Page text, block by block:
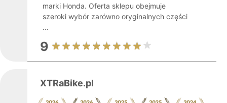
marki Honda. Oferta sklepu obejmuje
szeroki wybór zarówno oryginalnych części
...
9
XTRaBike.pl